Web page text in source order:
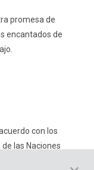
promesa de
encantados de
con los
las Naciones